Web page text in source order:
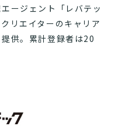
ージェント「レバテッ
リエイターのキャリア
供。累計登録者は20